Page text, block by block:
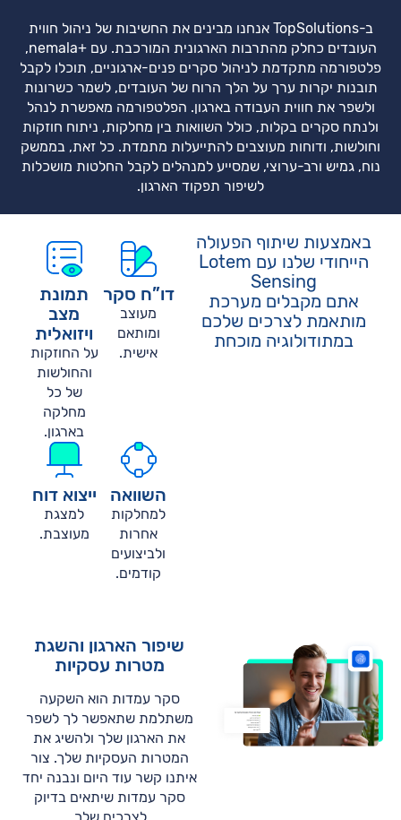
ב-TopSolutions אנחנו מבינים את החשיבות של ניהול חווית
העובדים כחלק מהתרבות הארגונית המורכבת. עם +nemala,
פלטפורמה מתקדמת לניהול סקרים פנים-ארגוניים, תוכלו לקבל
תובנות יקרות ערך על הלך הרוח של העובדים, לשמר כשרונות
ולשפר את חווית העבודה בארגון. הפלטפורמה מאפשרת לנהל
ולנתח סקרים בקלות, כולל השוואות בין מחלקות, ניתוח חוזקות
וחולשות, ודוחות מעוצבים להתייעלות מתמדת. כל זאת, בממשק
נוח, גמיש ורב-ערוצי, שמסייע למנהלים לקבל החלטות מושכלות
לשיפור תפקוד הארגון.
באמצעות שיתוף הפעולה
הייחודי שלנו עם Lotem
Sensing
אתם מקבלים מערכת
מותאמת לצרכים שלכם
במתודולוגיה מוכחת
דו”ח סקר
מעוצב
ומותאם
אישית.
תמונת
מצב
ויזואלית
על החוזקות
והחולשות
של כל
מחלקה
בארגון.
השוואה
למחלקות
אחרות
ולביצועים
קודמים.
ייצוא דוח
למצגת
מעוצבת.
שיפור הארגון והשגת
מטרות עסקיות
סקר עמדות הוא השקעה
משתלמת שתאפשר לך לשפר
את הארגון שלך ולהשיג את
המטרות העסקיות שלך. צור
איתנו קשר עוד היום ונבנה יחד
סקר עמדות שיתאים בדיוק